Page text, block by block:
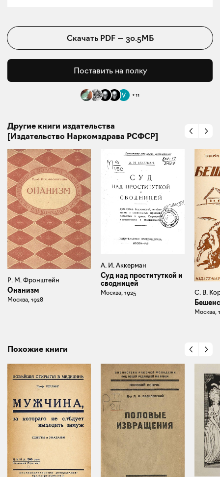
Скачать PDF— 30.5МБ
Поставить на полку
+11
Другие книги издательства
[Издательство Наркомздрава РСФСР]
Р. М. Фронштейн
Онанизм
Москва, 1928
А. И. Аккерман
Суд над проституткой и
сводницей
Москва, 1925 С. В.
Москва,
Похожие книги